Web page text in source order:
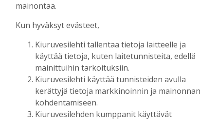
mainos päättyy
mainontaa.
Kun hyväksyt evästeet,
Kiuruvesilehti tallentaa tietoja laitteelle ja
käyttää tietoja, kuten laitetunnisteita, edellä
mainittuihin tarkoituksiin.
Kiuruvesilehti käyttää tunnisteiden avulla
kerättyjä tietoja markkinoinnin ja mainonnan
kohdentamiseen.
Kiuruvesilehden kumppanit käyttävät